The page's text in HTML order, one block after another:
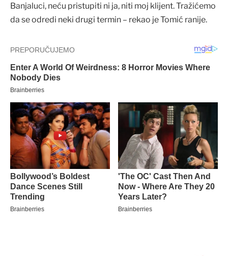
Banjaluci, neću pristupiti ni ja, niti moj klijent. Tražićemo
da se odredi neki drugi termin – rekao je Tomić ranije.